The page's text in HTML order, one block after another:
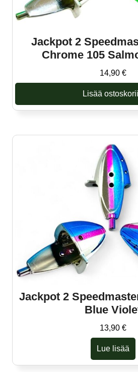
Jackpot 2
Chrome 105
14,90 €
Lisää
Jackpot 2
Blue
13,90 €
Lue lisää